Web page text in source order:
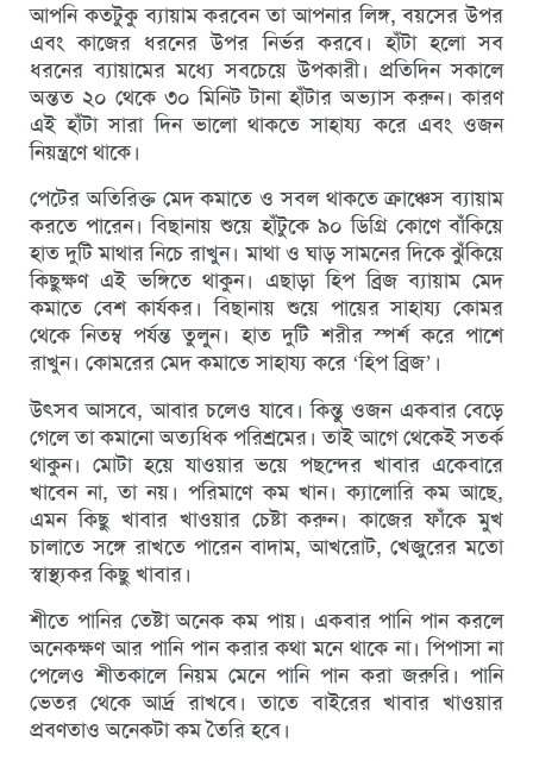
আপনি কতটুকু ব্যায়াম করবেন তা আপনার লিঙ্গ, বয়সের উপর
এবং কাজের ধরনের উপর নির্ভর করবে। হাঁটা হলো সব
ধরনের ব্যায়ামের মধ্যে সবচেয়ে উপকারী। প্রতিদিন সকালে
অন্তত ২০ থেকে ৩০ মিনিট টানা হাঁটার অভ্যাস করুন। কারণ
এই হাঁটা সারা দিন ভালো থাকতে সাহায্য করে এবং ওজন
নিয়ন্ত্রণে থাকে।
পেটের অতিরিক্ত মেদ কমাতে ও সবল থাকতে ক্রাঞ্চেস ব্যায়াম
করতে পারেন। বিছানায় শুয়ে হাঁটুকে ৯০ ডিগ্রি কোণে বাঁকিয়ে
হাত দুটি মাথার নিচে রাখুন। মাথা ও ঘাড় সামনের দিকে ঝুঁকিয়ে
কিছুক্ষণ এই ভঙ্গিতে থাকুন। এছাড়া হিপ ব্রিজ ব্যায়াম মেদ
কমাতে বেশ কার্যকর। বিছানায় শুয়ে পায়ের সাহায্য কোমর
থেকে নিতম্ব পর্যন্ত তুলুন। হাত দুটি শরীর স্পর্শ করে পাশে
রাখুন। কোমরের মেদ কমাতে সাহায্য করে ‘হিপ ব্রিজ’।
উৎসব আসবে, আবার চলেও যাবে। কিন্তু ওজন একবার বেড়ে
গেলে তা কমানো অত্যধিক পরিশ্রমের। তাই আগে থেকেই সতর্ক
থাকুন। মোটা হয়ে যাওয়ার ভয়ে পছন্দের খাবার একেবারে
খাবেন না, তা নয়। পরিমাণে কম খান। ক্যালোরি কম আছে,
এমন কিছু খাবার খাওয়ার চেষ্টা করুন। কাজের ফাঁকে মুখ
চালাতে সঙ্গে রাখতে পারেন বাদাম, আখরোট, খেজুরের মতো
স্বাস্থ্যকর কিছু খাবার।
শীতে পানির তেষ্টা অনেক কম পায়। একবার পানি পান করলে
অনেকক্ষণ আর পানি পান করার কথা মনে থাকে না। পিপাসা না
পেলেও শীতকালে নিয়ম মেনে পানি পান করা জরুরি। পানি
ভেতর থেকে আর্দ্র রাখবে। তাতে বাইরের খাবার খাওয়ার
প্রবণতাও অনেকটা কম তৈরি হবে।